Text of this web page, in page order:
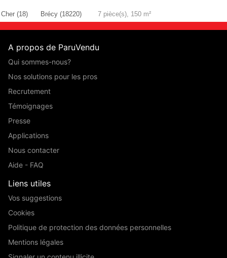
Cher (18) Brécy (18220) 7 pièce(s), 150 m²
A propos de ParuVendu
Qui sommes-nous?
Nos solutions pour les pros
Recrutement
Témoignages
Presse
Applications
Nous contacter
Aide - FAQ
Liens utiles
Vos suggestions
Cookies
Politique de protection des données personnelles
Mentions légales